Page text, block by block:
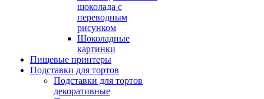
шоколада с
переводным
рисунком
Шоколадные
картинки
Пищевые принтеры
Подставки для тортов
Подставки для тортов
декоративные